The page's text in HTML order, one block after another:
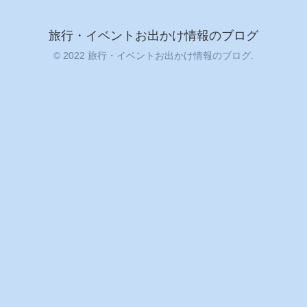
旅行・イベントお出かけ情報のブログ
© 2022 旅行・イベントお出かけ情報のブログ.